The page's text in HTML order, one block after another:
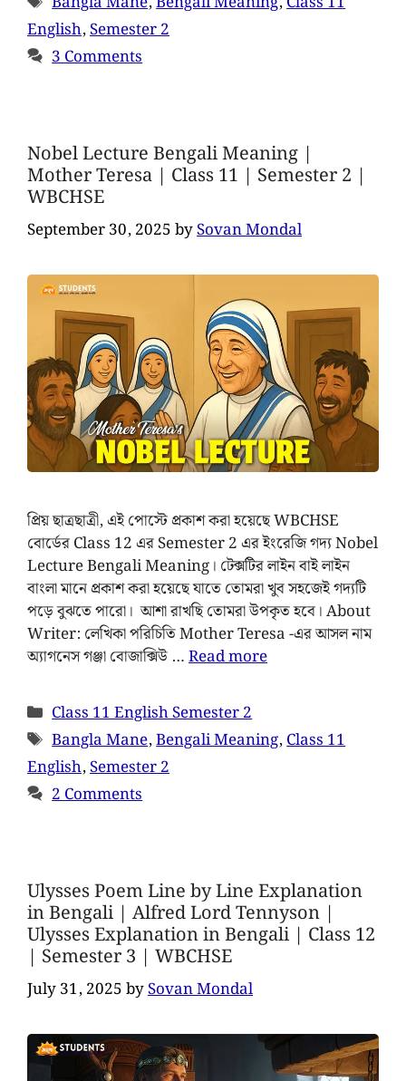
English,Semester 2
3 Comments
Nobel Lecture Bengali Meaning |
Mother Teresa | Class 11 | Semester 2 |
WBCHSE
September 30, 2025bySovan Mondal
প্রিয় ছাত্রছাত্রী, এই পোস্টে প্রকাশ করা হয়েছে WBCHSE
বোর্ডের Class 12 এর Semester 2 এর ইংরেজি গদ্য Nobel
Lecture Bengali Meaning। টেক্সটির লাইন বাই লাইন
বাংলা মানে প্রকাশ করা হয়েছে যাতে তোমরা খুব সহজেই গদ্যটি
পড়ে বুঝতে পারো। আশা রাখছি তোমরা উপকৃত হবে। About
Writer: লেখিকা পরিচিতি Mother Teresa -এর আসল নাম
অ্যাগনেস গঞ্জা বোজাক্সিউ …Read more
Class 11 English Semester 2
Bangla Mane,Bengali Meaning,Class 11
English,Semester 2
2 Comments
Ulysses Poem Line by Line Explanation
in Bengali | Alfred Lord Tennyson |
Ulysses Explanation in Bengali | Class 12
| Semester 3 | WBCHSE
July 31, 2025bySovan Mondal